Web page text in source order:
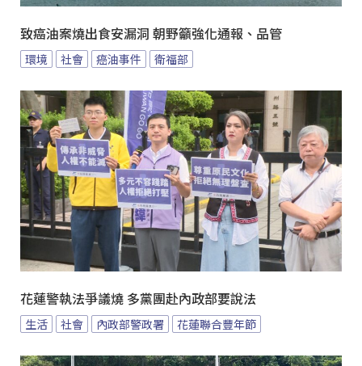
致癌油案燒出食安漏洞 朝野籲強化通報、品管
環境 社會 癌油事件 衛福部
花蓮警執法爭議燒 多黨團赴內政部要說法
生活 社會 內政部警政署 花蓮聯合豐年節